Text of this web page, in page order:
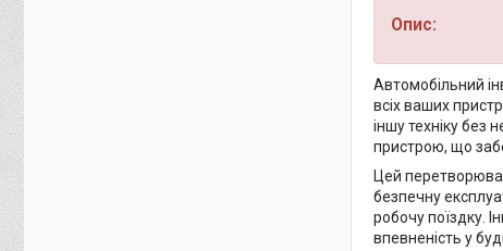
Опис:
Автомобільний
всіх ваших
іншу техніку без
пристрою, що
Цей
безпечну
робочу поїздку.
впевненість у